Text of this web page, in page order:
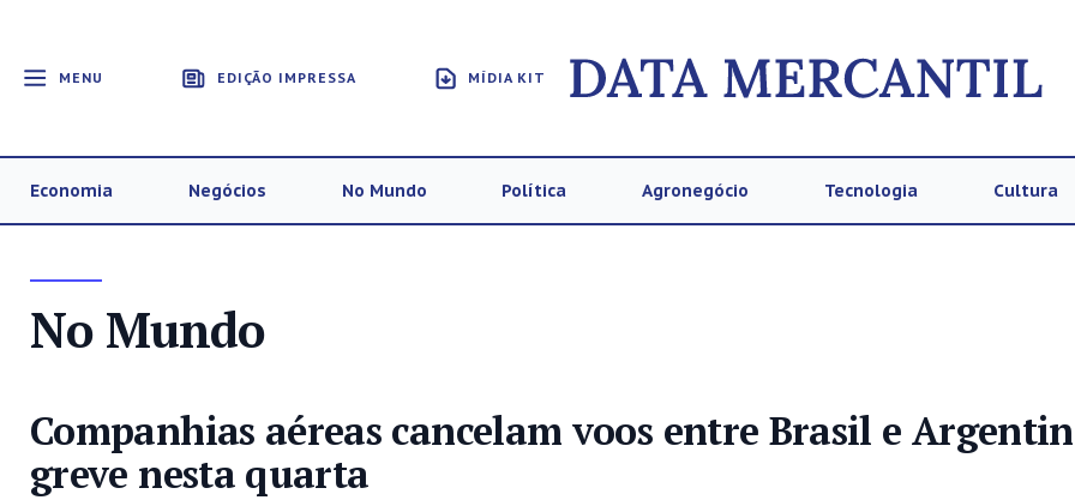
MENU EDIÇÃO IMPRESSA MÍDIA KIT
Economia Negócios No Mundo Política Agronegócio Tecnologia Cultura
No Mundo
Companhias aéreas cancelam voos entre Brasil e
greve nesta quarta